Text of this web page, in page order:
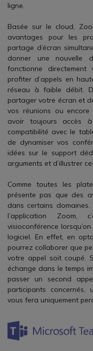
ligne.
Basée sur le cloud,
avantages pour les
partage d’écran
donner une nouvelle
fonctionne
profiter d’appels en
réseau à faible débit.
partager votre écran et
vos réunions ou
avoir toujours accès
compatibilité avec le
de dynamiser vos
idées sur le support
arguments et d’illustrer
Comme toutes les
présente pas que des
dans certains
l’application Zoom,
visioconférence
logiciel. En effet, en
pourrez collaborer que
votre appel soit coupé.
échange dans le temps
passer un second
participants concernés,
vous fera uniquement